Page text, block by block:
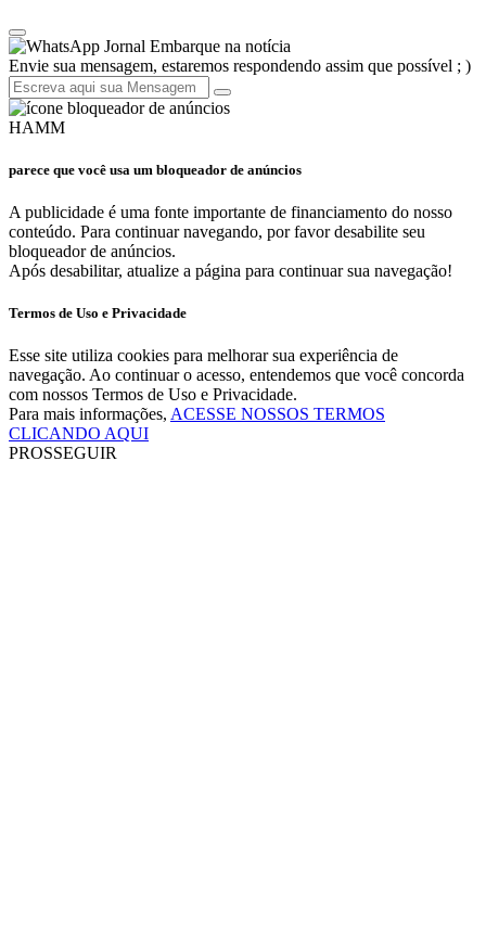
Jornal Embarque na notícia
Envie sua mensagem, estaremos respondendo assim que possível ; )
HAMM
parece que você usa um bloqueador de anúncios
A publicidade é uma fonte importante de financiamento do nosso
conteúdo. Para continuar navegando, por favor desabilite seu
bloqueador de anúncios.
Após desabilitar, atualize a página para continuar sua navegação!
Termos de Uso e Privacidade
Esse site utiliza cookies para melhorar sua experiência de
navegação. Ao continuar o acesso, entendemos que você concorda
com nossos Termos de Uso e Privacidade.
Para mais informações, ACESSE NOSSOS TERMOS
CLICANDO AQUI
PROSSEGUIR